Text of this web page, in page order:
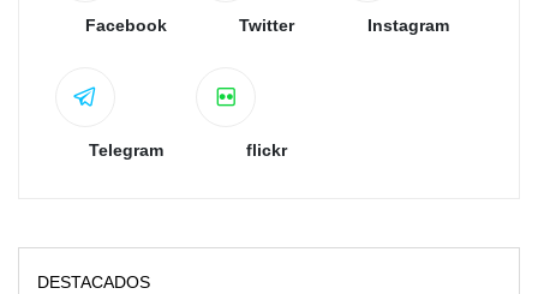
Facebook Twitter Instagram
Telegram flickr
DESTACADOS